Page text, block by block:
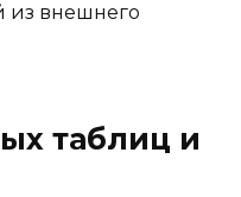
из внешнего
таблиц и